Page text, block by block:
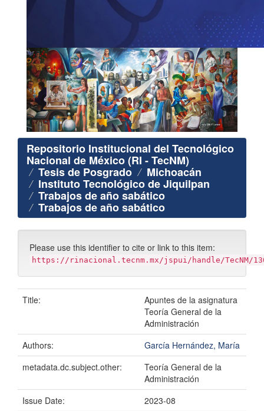
Repositorio Institucional del Tecnológico
Nacional de México (RI - TecNM)
Tesis de Posgrado Michoacán
Instituto Tecnológico de Jiquilpan
Trabajos de año sabático
Trabajos de año sabático
Please use this identifier to cite or link to this item:
https://rinacional.tecnm.mx/jspui/handle/TecNM/
Title:
Apuntes de la asignatura
Teoría General de la
Administración
Authors:
García Hernández, María
metadata.dc.subject.other:
Teoría General de la
Administración
Issue Date:
2023-08